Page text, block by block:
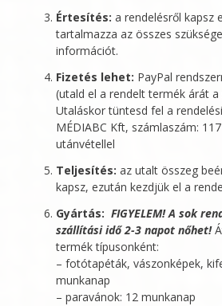
Értesítés: a rendelésről kapsz
tartalmazza az összes
információt.
Fizetés lehet: PayPal
(utald el a rendelt termék árát a
Utaláskor tüntesd fel a
MÉDIABC Kft, számlaszám:
utánvétellel
Teljesítés: az utalt összeg
kapsz, ezután kezdjük el a
Gyártás: FIGYELEM! A sok
szállítási idő 2-3 napot nőhet!
termék típusonként:
– fotótapéták, vászonképek,
munkanap
– paravánok: 12 munkanap